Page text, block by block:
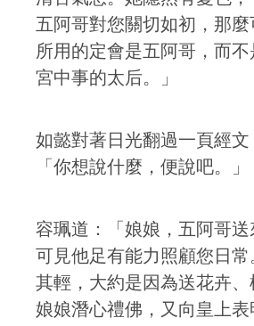
五阿哥對您關切如初，那
所用的定會是五阿哥，而
宮中事的太后。」
如懿對著日光翻過一頁經文
「你想說什麼，便說吧。」
容珮道：「娘娘，五阿哥
可見他足有能力照顧您日
其輕，大約是因為送花卉
娘娘潛心禮佛，又向皇上表